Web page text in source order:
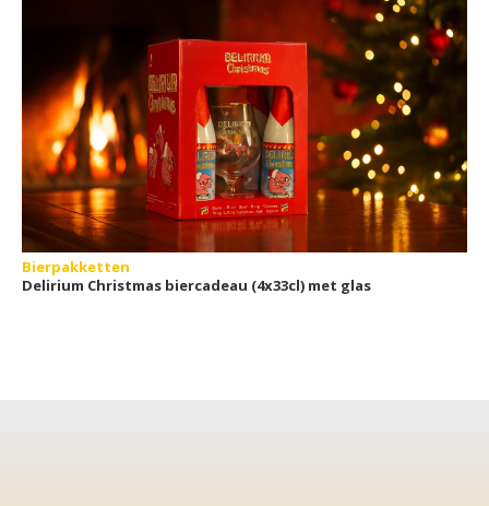
Bierpakketten
Delirium Christmas biercadeau (4x33cl) met glas